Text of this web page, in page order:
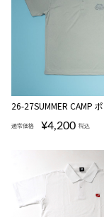
26-27SUMMER CAMP
通常価格 ¥4,200 税込
26-27SUMMER